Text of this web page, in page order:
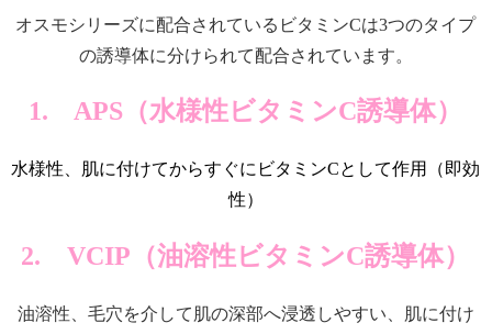
オスモシリーズに配合されているビタミンCは3つのタイプ
の誘導体に分けられて配合されています。
1. APS（水様性ビタミンC誘導体）
水様性、肌に付けてからすぐにビタミンCとして作用（即効
性）
2. VCIP（油溶性ビタミンC誘導体）
油溶性、毛穴を介して肌の深部へ浸透しやすい、肌に付け